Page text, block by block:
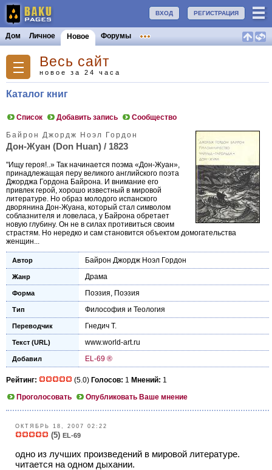
РЕГИСТРАЦИЯ
ВХОД
Дом Личное Новое Форумы
Весь сайт
новое за 24 часа
Каталог книг
Список Добавить запись Сообщество
Байрон Джордж Ноэл Гордон
Дон-Жуан (Don Huan) / 1823
"Ищу героя!..» Так начинается поэма «Дон-Жуан»,
принадлежащая перу великого английского поэта
Джорджа Гордона Байрона. И внимание его
привлек герой, хорошо известный в мировой
литературе. Но образ молодого испанского
дворянина Дон-Жуана, который стал символом
соблазнителя и ловеласа, у Байрона обретает
новую глубину. Он не в силах противиться своим
страстям. Но нередко и сам становится объектом домогательства
женщин...
Автор Байрон Джордж Ноэл Гордон
Жанр Драма
Форма Поэзия, Поэзия
Тип Философия и Теология
Переводчик Гнедич Т.
Текст (URL) www.world-art.ru
Добавил EL-69 ®
Рейтинг: (5.0) Голосов: 1 Мнений: 1
Проголосовать
Опубликовать Ваше мнение
ОКТЯБРЬ 18, 2007 02:22
(5) EL-69
одно из лучших произведений в мировой литературе.
читается на одном дыхании.